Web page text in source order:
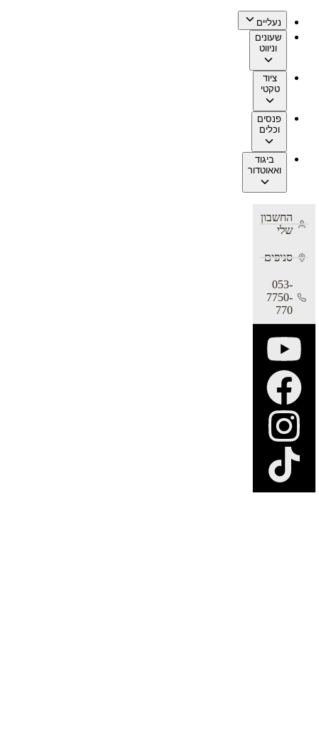
נעליים
שעונים
וניווט
ציוד
טקטי
פנסים
וכלים
ביגוד
ואאוטדור
החשבון
שלי
סניפים
053-
7750-
770